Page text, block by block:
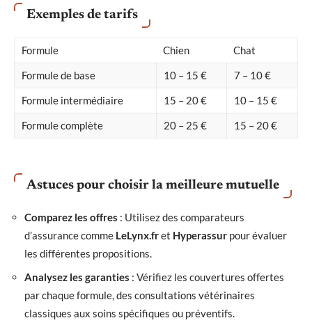
Exemples de tarifs
Formule Chien
Chat
Formule de base
10 – 15 €
7 – 10 €
Formule intermédiaire
15 – 20 €
10 – 15 €
Formule complète
20 – 25 € 15 – 20 €
Astuces pour choisir la meilleure mutuelle
Comparez les offres : Utilisez des comparateurs
d’assurance comme LeLynx.fret Hyperassur pour évaluer
les différentes propositions.
Analysez les garanties : Vérifiez les couvertures offertes
par chaque formule, des consultations vétérinaires
classiques aux soins spécifiques ou préventifs.